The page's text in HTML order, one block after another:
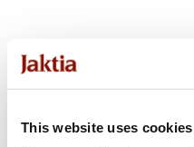
This website uses cookies